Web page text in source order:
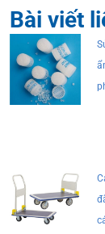
Bài viết